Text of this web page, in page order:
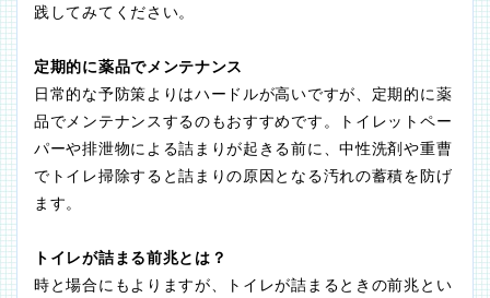
践してみてください。
定期的に薬品でメンテナンス
日常的な予防策よりはハードルが高いですが、定期的に薬
品でメンテナンスするのもおすすめです。トイレットペー
パーや排泄物による詰まりが起きる前に、中性洗剤や重曹
でトイレ掃除すると詰まりの原因となる汚れの蓄積を防げ
ます。
トイレが詰まる前兆とは？
時と場合にもよりますが、トイレが詰まるときの前兆とい